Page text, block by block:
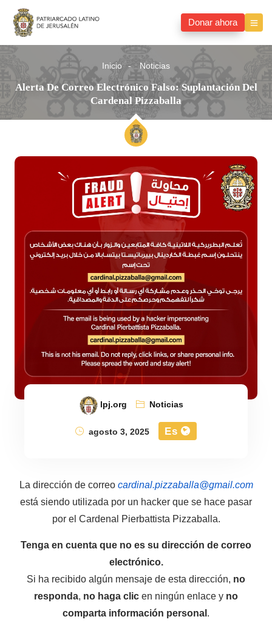
Donar ahora
Inicio Noticias
Alerta De Correo Electrónico Falso: Suplantación Del
Cardenal Pizzaballa
lpj.org
Noticias
agosto 3, 2025
Es
La dirección de correocardinal.pizzaballa@gmail.com
está siendo utilizada por un hacker que se hace pasar
por el Cardenal Pierbattista Pizzaballa.
Tenga en cuenta que no es su dirección de correo
electrónico.
Si ha recibido algún mensaje de esta dirección,no
responda,no haga clicen ningún enlace yno
comparta información personal.